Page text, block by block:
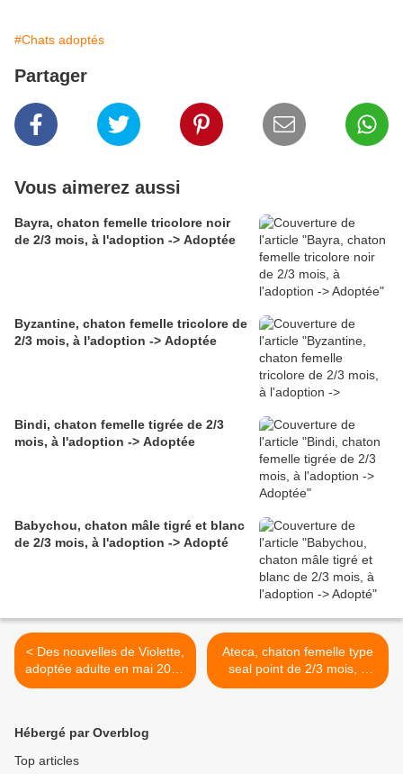
#Chats adoptés
Partager
Vous aimerez aussi
Bayra, chaton femelle tricolore noir
de 2/3 mois, à l'adoption -> Adoptée
Byzantine, chaton femelle tricolore de
2/3 mois, à l'adoption -> Adoptée
Bindi, chaton femelle tigrée de 2/3
mois, à l'adoption -> Adoptée
Babychou, chaton mâle tigré et blanc
de 2/3 mois, à l'adoption -> Adopté
< Des nouvelles de Violette,
adoptée adulte en mai 2024
!
Ateca, chaton femelle type
seal point de 2/3 mois, à
l'adoption -> adoptée >
Hébergé par Overblog
Top articles